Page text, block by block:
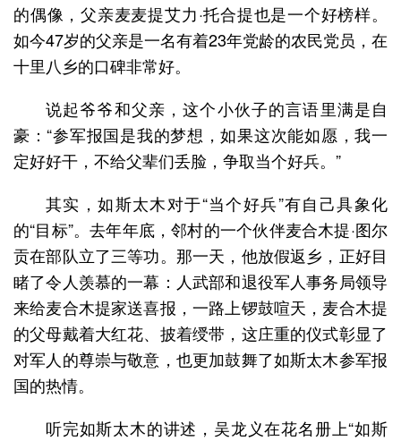
的偶像，父亲麦麦提艾力·托合提也是一个好榜样。
如今47岁的父亲是一名有着23年党龄的农民党员，在
十里八乡的口碑非常好。
说起爷爷和父亲，这个小伙子的言语里满是自
豪：“参军报国是我的梦想，如果这次能如愿，我一
定好好干，不给父辈们丢脸，争取当个好兵。”
其实，如斯太木对于“当个好兵”有自己具象化
的“目标”。去年年底，邻村的一个伙伴麦合木提·图尔
贡在部队立了三等功。那一天，他放假返乡，正好目
睹了令人羡慕的一幕：人武部和退役军人事务局领导
来给麦合木提家送喜报，一路上锣鼓喧天，麦合木提
的父母戴着大红花、披着绶带，这庄重的仪式彰显了
对军人的尊崇与敬意，也更加鼓舞了如斯太木参军报
国的热情。
听完如斯太木的讲述，吴龙义在花名册上“如斯